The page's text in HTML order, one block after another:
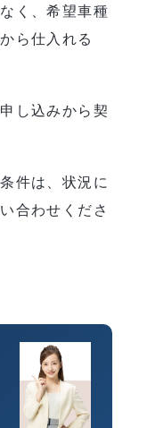
く、希望車種
ら仕入れる
し込みから契
件は、状況に
合わせくださ